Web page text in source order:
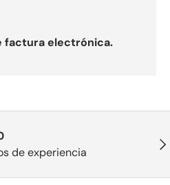
factura electrónica.
de experiencia